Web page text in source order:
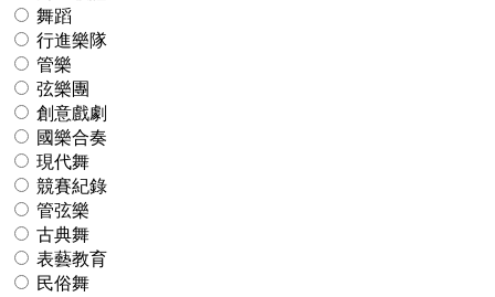
舞蹈
行進樂隊
管樂
弦樂團
創意戲劇
國樂合奏
現代舞
競賽紀錄
管弦樂
古典舞
表藝教育
民俗舞